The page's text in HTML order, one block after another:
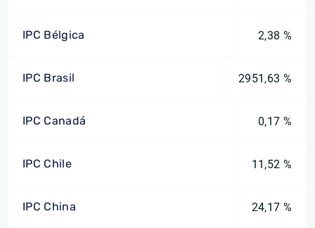
IPC Bélgica 2,38 %
IPC Brasil 2951,63 %
IPC Canadá 0,17 %
IPC Chile 11,52 %
IPC China 24,17 %